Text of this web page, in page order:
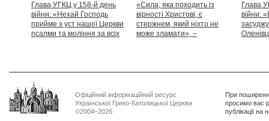
Глава УГКЦ у 158-й день
війни: «Нехай Господь
прийме з уст нашої Церкви
псалми та моління за всіх
«Сила, яка походить із
вірності Христові, є
стержнем, який ніхто не
може зламати», –
Глава
війни:
Офіційний інформаційний ресурс
Української Греко-Католицької Церкви
©2004–2026
При
просимо вас
публікації на